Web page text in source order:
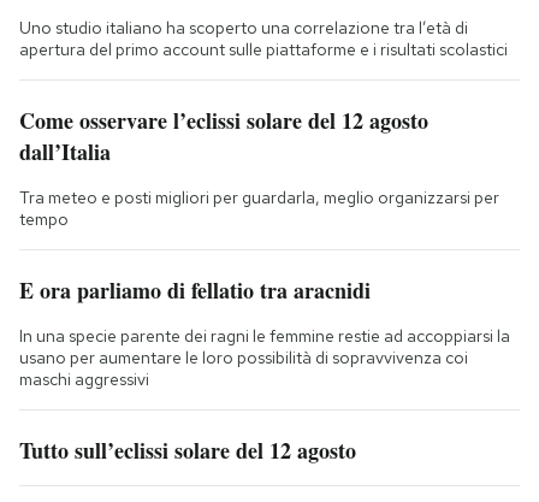
Uno studio italiano ha scoperto una correlazione tra l’età di
apertura del primo account sulle piattaforme e i risultati scolastici
Come osservare l’eclissi solare del 12 agosto
dall’Italia
Tra meteo e posti migliori per guardarla, meglio organizzarsi per
tempo
E ora parliamo di fellatio tra aracnidi
In una specie parente dei ragni le femmine restie ad accoppiarsi la
usano per aumentare le loro possibilità di sopravvivenza coi
maschi aggressivi
Tutto sull’eclissi solare del 12 agosto